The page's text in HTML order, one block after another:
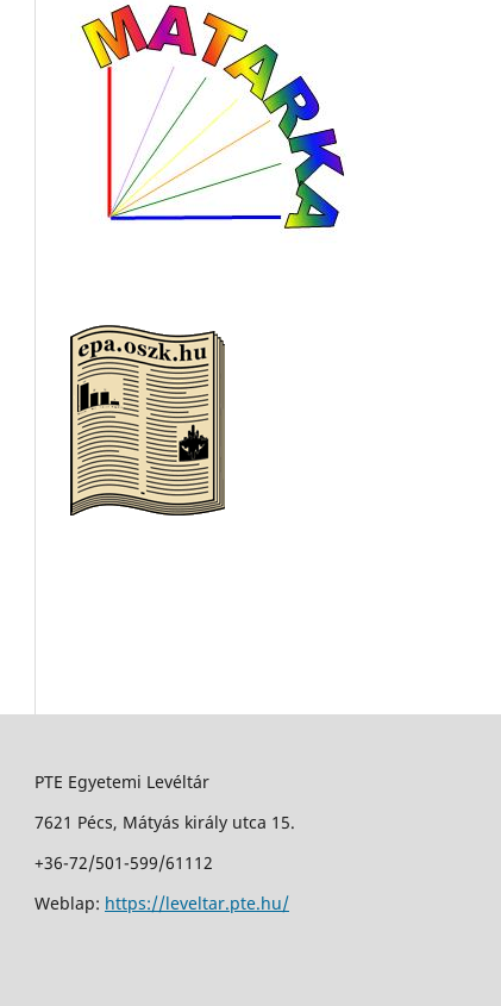
PTE Egyetemi Levéltár
7621 Pécs, Mátyás király utca 15.
+36-72/501-599/61112
Weblap: https://leveltar.pte.hu/